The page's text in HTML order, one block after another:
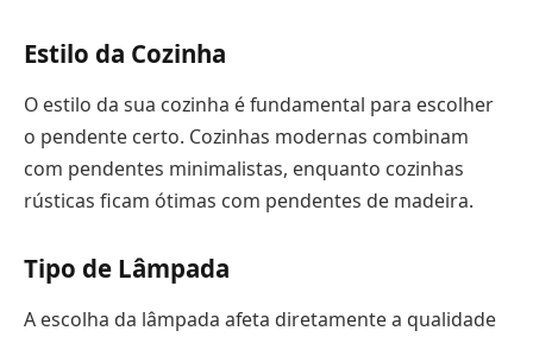
Estilo da Cozinha
O estilo da sua cozinha é fundamental para escolher
o pendente certo. Cozinhas modernas combinam
com pendentes minimalistas, enquanto cozinhas
rústicas ficam ótimas com pendentes de madeira.
Tipo de Lâmpada
A escolha da lâmpada afeta diretamente a qualidade